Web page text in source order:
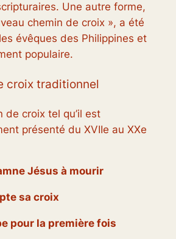
Une autre forme,
chemin de croix », a été
évêques des Philippines et
populaire.
croix traditionnel
de croix tel qu’il est
présenté du XVIIe au XXe
Jésus à mourir
sa croix
pour la première fois